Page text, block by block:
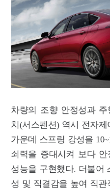
차량의 조향 안정성과
치(서스펜션) 역시 전자
가운데 스프링 강성을
쇠력을 증대시켜 보다
성능을 구현했다. 더불어
성 및 직결감을 높여 직